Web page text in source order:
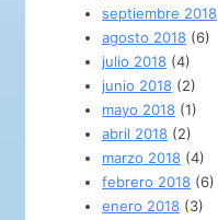
septiembre 2018
agosto 2018 (6)
julio 2018 (4)
junio 2018 (2)
mayo 2018 (1)
abril 2018 (2)
marzo 2018 (4)
febrero 2018 (6)
enero 2018 (3)